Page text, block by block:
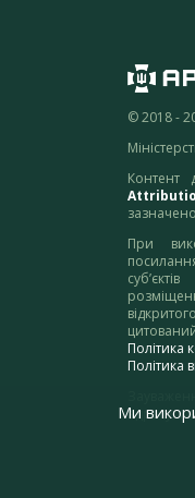
© 2018 -
Контент
При
Політика
Політика
адресу:
Ми